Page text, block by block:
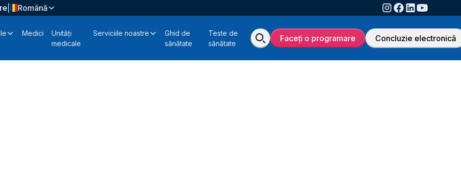
Română
Medici
Unități
medicale
Serviciile noastre
Ghid de
sănătate
Teste de
sănătate
Faceți o programare Concluzie electronică